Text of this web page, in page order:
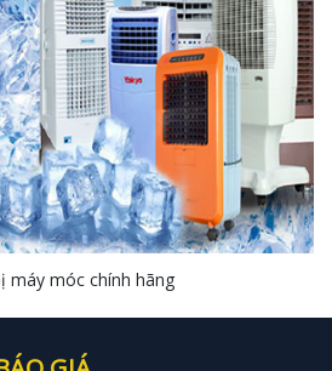
máy móc chính hãng